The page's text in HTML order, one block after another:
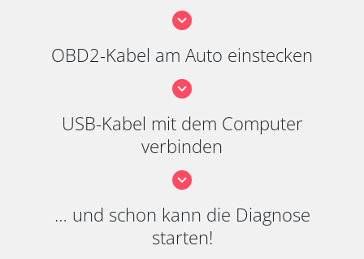
OBD2-Kabel am Auto einstecken
USB-Kabel mit dem Computer
verbinden
… und schon kann die Diagnose
starten!